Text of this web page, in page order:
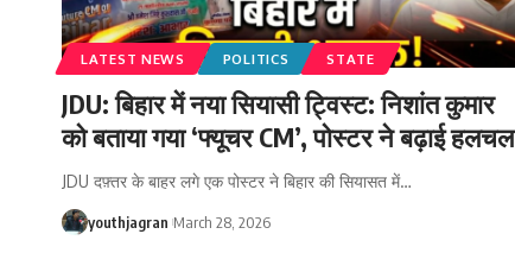
LATEST NEWS POLITICS STATE
JDU: बिहार में नया सियासी ट्विस्ट: निशांत कुमार
को बताया गया ‘फ्यूचर CM’, पोस्टर ने बढ़ाई हलचल
JDU दफ़्तर के बाहर लगे एक पोस्टर ने बिहार की सियासत में…
youthjagran March 28, 2026